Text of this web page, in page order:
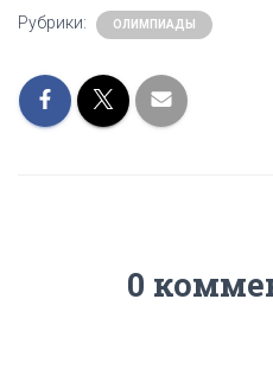
Рубрики: ОЛИМПИАДЫ
0